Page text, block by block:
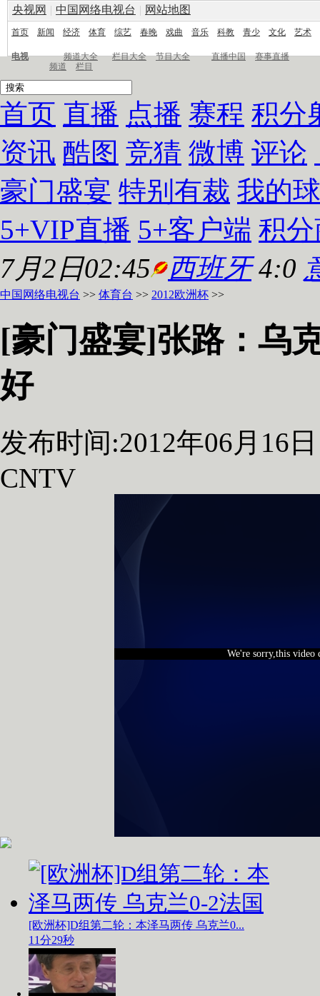
央视网 | 中国网络电视台 | 网站地图
首页 新闻 经济 体育 综艺 春晚 戏曲 音乐 科教 青少 文化 艺术
电视 频道大全 栏目大全 节目大全 直播中国
赛事直播
频道
栏目
首页 直播 点播 赛程 积分
资讯 酷图 竞猜 微博 评论
豪门盛宴 特别有裁 我的
5+VIP直播 5+客户端 积
7月2日02:45
西班牙4:0
中国网络电视台 >> 体育台 >> 2012欧洲杯 >>
[豪门盛宴]张路：乌
好
发布时间:2012年06月16
CNTV
We're sorry,this video
[欧洲杯]D组第二轮：本泽马两传 乌克兰0...
11分29秒